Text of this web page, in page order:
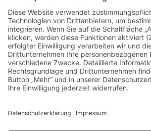
Blog
Downloads
Fotogalerien
Links
Anfahrt
Tippspiel
Datenschutzerklärung